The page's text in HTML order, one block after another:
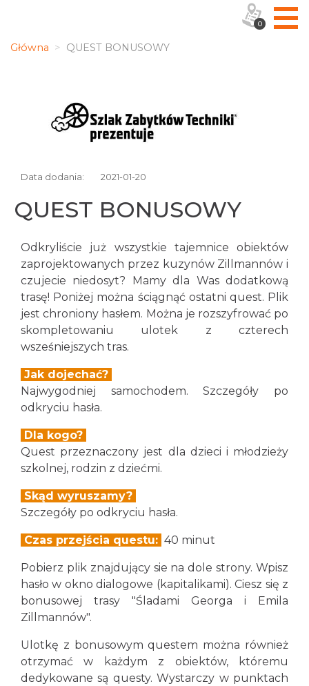
Główna QUEST BONUSOWY
Data dodania: 2021-01-20
QUEST BONUSOWY
Odkryliście już wszystkie tajemnice obiektów
zaprojektowanych przez kuzynów Zillmannów i
czujecie niedosyt? Mamy dla Was dodatkową
trasę! Poniżej można ściągnąć ostatni quest. Plik
jest chroniony hasłem. Można je rozszyfrować po
skompletowaniu ulotek z czterech
wsześniejszych tras.
Jak dojechać?
Najwygodniej samochodem. Szczegóły po
odkryciu hasła.
Dla kogo?
Quest przeznaczony jest dla dzieci i młodzieży
szkolnej, rodzin z dziećmi.
Skąd wyruszamy?
Szczegóły po odkryciu hasła.
Czas przejścia questu: 40 minut
Pobierz plik znajdujący sie na dole strony. Wpisz
hasło w okno dialogowe (kapitalikami). Ciesz się z
bonusowej trasy "Śladami Georga i Emila
Zillmannów".
Ulotkę z bonusowym questem można również
otrzymać w każdym z obiektów, któremu
dedykowane są questy. Wystarczy w punktach
0